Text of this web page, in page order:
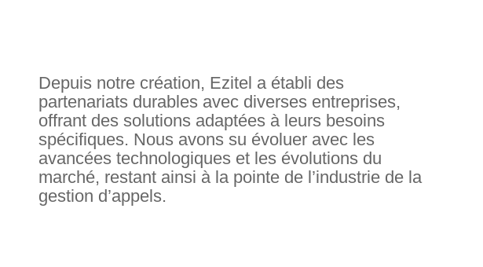
Depuis notre création, Ezitel a établi des
partenariats durables avec diverses entreprises,
offrant des solutions adaptées à leurs besoins
spécifiques. Nous avons su évoluer avec les
avancées technologiques et les évolutions du
marché, restant ainsi à la pointe de l’industrie de la
gestion d’appels.